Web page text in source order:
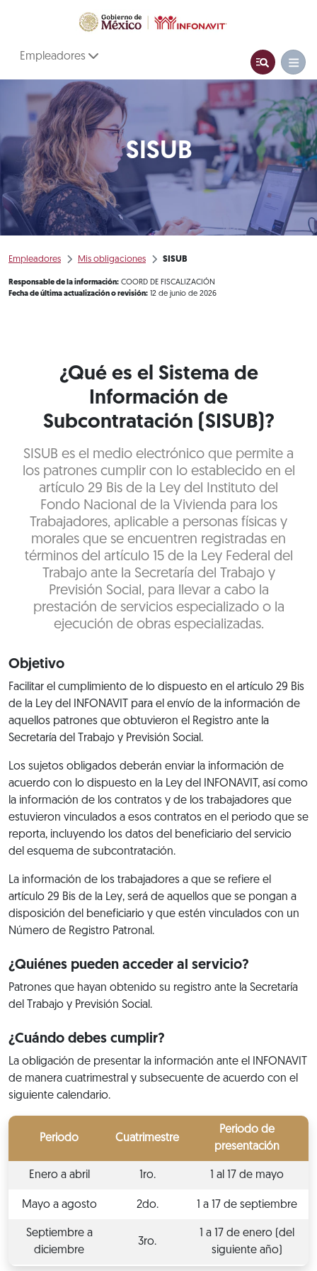
Empleadores
SISUB
Empleadores Mis obligaciones SISUB
Responsable de la información: COORD DE FISCALIZACIÓN
Fecha de última actualización o revisión: 12 de junio de 2026
¿Qué es el Sistema de
Información de
Subcontratación (SISUB)?
SISUB es el medio electrónico que permite a
los patrones cumplir con lo establecido en el
artículo 29 Bis de la Ley del Instituto del
Fondo Nacional de la Vivienda para los
Trabajadores, aplicable a personas físicas y
morales que se encuentren registradas en
términos del artículo 15 de la Ley Federal del
Trabajo ante la Secretaría del Trabajo y
Previsión Social, para llevar a cabo la
prestación de servicios especializado o la
ejecución de obras especializadas.
Objetivo
Facilitar el cumplimiento de lo dispuesto en el artículo 29 Bis
de la Ley del INFONAVIT para el envío de la información de
aquellos patrones que obtuvieron el Registro ante la
Secretaría del Trabajo y Previsión Social.
Los sujetos obligados deberán enviar la información de
acuerdo con lo dispuesto en la Ley del INFONAVIT, así como
la información de los contratos y de los trabajadores que
estuvieron vinculados a esos contratos en el periodo que se
reporta, incluyendo los datos del beneficiario del servicio
del esquema de subcontratación.
La información de los trabajadores a que se refiere el
artículo 29 Bis de la Ley, será de aquellos que se pongan a
disposición del beneficiario y que estén vinculados con un
Número de Registro Patronal.
¿Quiénes pueden acceder al servicio?
Patrones que hayan obtenido su registro ante la Secretaría
del Trabajo y Previsión Social.
¿Cuándo debes cumplir?
La obligación de presentar la información ante el INFONAVIT
de manera cuatrimestral y subsecuente de acuerdo con el
siguiente calendario.
Periodo Cuatrimestre
Periodo de
presentación
Enero a abril 1ro. 1 al 17 de mayo
Mayo a agosto 2do. 1 a 17 de septiembre
Septiembre a
diciembre
3ro.
1 a 17 de enero (del
siguiente año)